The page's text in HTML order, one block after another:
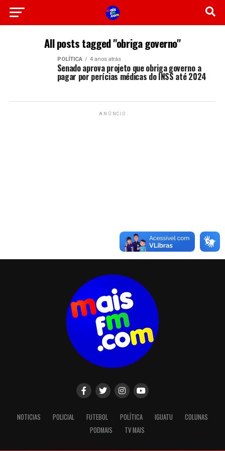
All posts tagged "obriga governo"
POLÍTICA 4 anos atrás
Senado aprova projeto que obriga governo a
pagar por perícias médicas do INSS até 2024
ANÚNCIO
NOTICIAS POLICIAL FUTEBOL POLÍTICA IGUATU
COLUNAS
PODMAIS
TV MAIS